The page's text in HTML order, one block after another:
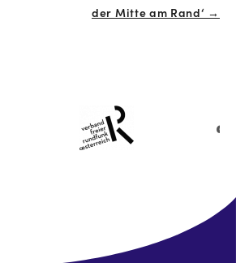
der Mitte am Rand‘ →